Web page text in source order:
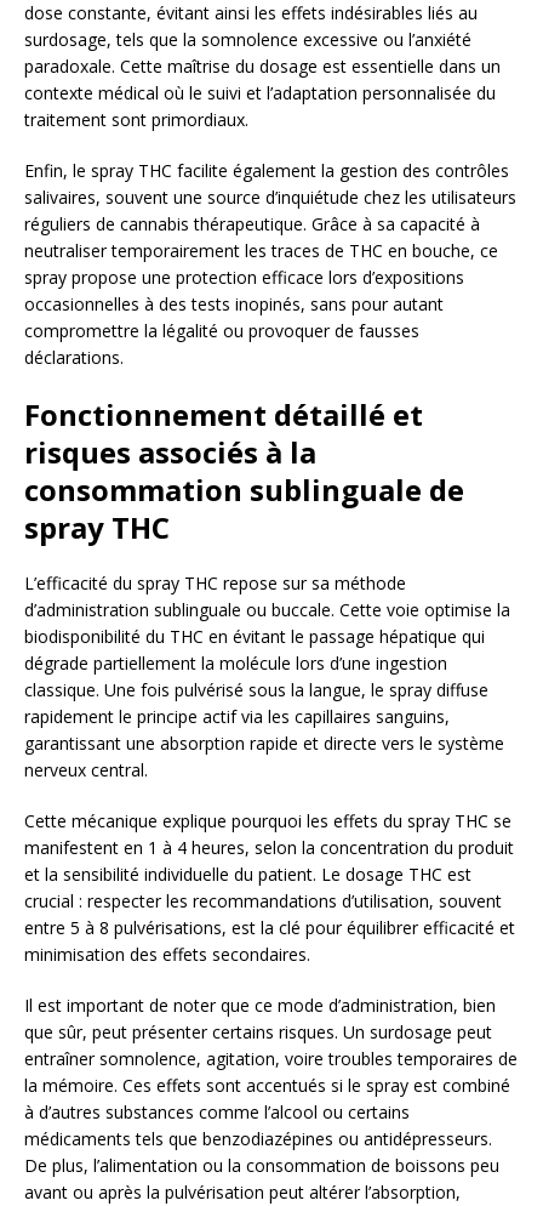
dose constante, évitant ainsi les effets indésirables liés au
surdosage, tels que la somnolence excessive ou l’anxiété
paradoxale. Cette maîtrise du dosage est essentielle dans un
contexte médical où le suivi et l’adaptation personnalisée du
traitement sont primordiaux.
Enfin, le spray THC facilite également la gestion des contrôles
salivaires, souvent une source d’inquiétude chez les utilisateurs
réguliers de cannabis thérapeutique. Grâce à sa capacité à
neutraliser temporairement les traces de THC en bouche, ce
spray propose une protection efficace lors d’expositions
occasionnelles à des tests inopinés, sans pour autant
compromettre la légalité ou provoquer de fausses
déclarations.
Fonctionnement détaillé et
risques associés à la
consommation sublinguale de
spray THC
L’efficacité du spray THC repose sur sa méthode
d’administration sublinguale ou buccale. Cette voie optimise la
biodisponibilité du THC en évitant le passage hépatique qui
dégrade partiellement la molécule lors d’une ingestion
classique. Une fois pulvérisé sous la langue, le spray diffuse
rapidement le principe actif via les capillaires sanguins,
garantissant une absorption rapide et directe vers le système
nerveux central.
Cette mécanique explique pourquoi les effets du spray THC se
manifestent en 1 à 4 heures, selon la concentration du produit
et la sensibilité individuelle du patient. Le dosage THC est
crucial : respecter les recommandations d’utilisation, souvent
entre 5 à 8 pulvérisations, est la clé pour équilibrer efficacité et
minimisation des effets secondaires.
Il est important de noter que ce mode d’administration, bien
que sûr, peut présenter certains risques. Un surdosage peut
entraîner somnolence, agitation, voire troubles temporaires de
la mémoire. Ces effets sont accentués si le spray est combiné
à d’autres substances comme l’alcool ou certains
médicaments tels que benzodiazépines ou antidépresseurs.
De plus, l’alimentation ou la consommation de boissons peu
avant ou après la pulvérisation peut altérer l’absorption,